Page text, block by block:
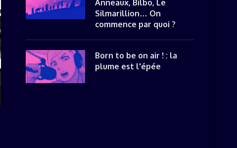
Anneaux, Bilbo, Le
Silmarillion… On
commence par quoi ?
Born to be on air ! : la
plume est l'épée